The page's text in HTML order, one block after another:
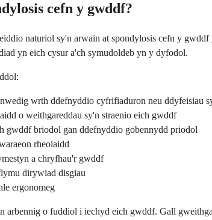
cefn y gwddf?
naturiol sy'n arwain at spondylosis cefn y
yn eich cysur a'ch symudoldeb yn y dyfodol.
wrth ddefnyddio cyfrifiaduron neu ddyfeisiau
o weithgareddau sy'n straenio eich gwddf
gwddf briodol gan ddefnyddio gobennydd priodol
rheolaidd
a chryfhau'r gwddf
dirywiad disgiau
ergonomeg
arbennig o fuddiol i iechyd eich gwddf. Gall